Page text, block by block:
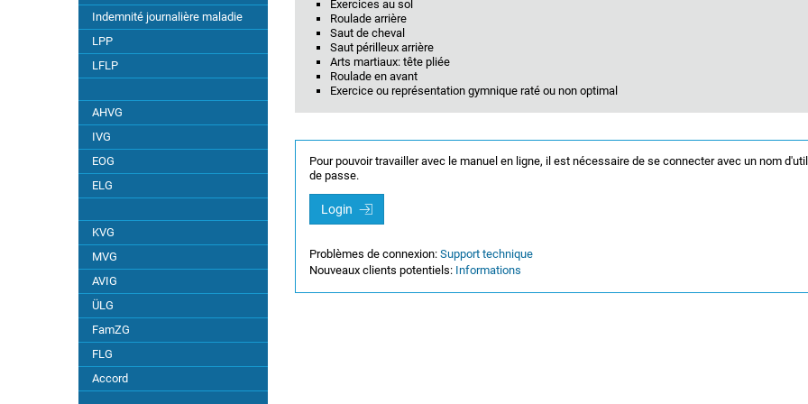
Mouvement de rotation
Poignée de main
Dommage dû à la chaleur
Piqûres d'insectes
Dommages dus au froid
Indemnité journalière maladie
LPP
LFLP
AHVG
IVG
EOG
ELG
KVG
MVG
AVIG
ÜLG
FamZG
FLG
Accord
Exercices au sol
Roulade arrière
Saut de cheval
Saut périlleux arrière
Arts martiaux: tête pliée
Roulade en avant
Exercice ou représentation gymnique raté ou non optimal
Pour pouvoir travailler avec le manuel en ligne, il est nécessaire de se connecter avec un nom
de passe.
Login
Problèmes de connexion: Support technique
Nouveaux clients potentiels: Informations